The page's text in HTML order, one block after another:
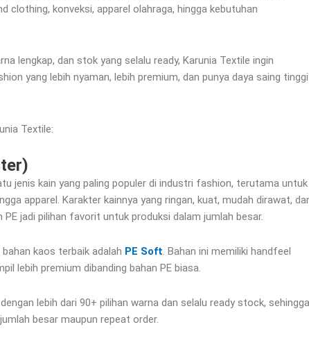
clothing, konveksi, apparel olahraga, hingga kebutuhan
lengkap, dan stok yang selalu ready, Karunia Textile ingin
yang lebih nyaman, lebih premium, dan punya daya saing tinggi
Textile:
jenis kain yang paling populer di industri fashion, terutama untuk
apparel. Karakter kainnya yang ringan, kuat, mudah dirawat,
jadi pilihan favorit untuk produksi dalam jumlah besar.
kaos terbaik adalah PE Soft. Bahan ini memiliki handfeel
lebih premium dibanding bahan PE biasa.
lebih dari 90+ pilihan warna dan selalu ready stock, sehingga
besar maupun repeat order.